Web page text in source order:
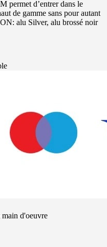
d’entrer dans le
de gamme sans pour autant
alu Silver, alu brossé noir
main d'oeuvre